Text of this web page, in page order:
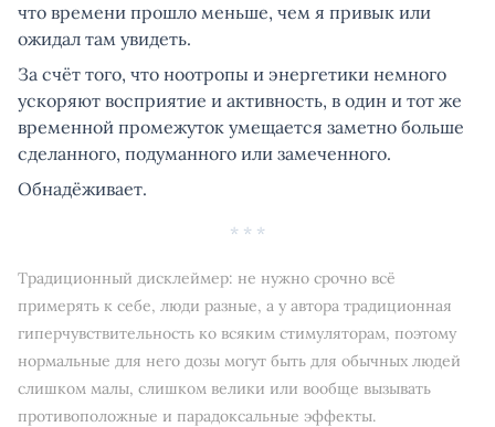
что времени прошло меньше, чем я привык или
ожидал там увидеть.
За счёт того, что ноотропы и энергетики немного
ускоряют восприятие и активность, в один и тот же
временной промежуток умещается заметно больше
сделанного, подуманного или замеченного.
Обнадёживает.
* * *
Традиционный дисклеймер: не нужно срочно всё
примерять к себе, люди разные, а у автора традиционная
гиперчувствительность ко всяким стимуляторам, поэтому
нормальные для него дозы могут быть для обычных людей
слишком малы, слишком велики или вообще вызывать
противоположные и парадоксальные эффекты.